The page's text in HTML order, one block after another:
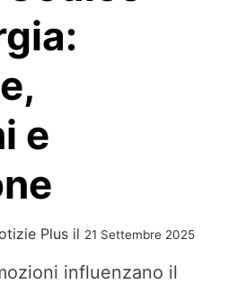
e
Plus il 21 Settembre 2025
influenzano il